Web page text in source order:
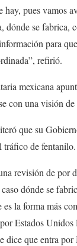
hay, pues vamos
dónde se fabrica,
para
refirió.
mexicana
con una visión
que su
tráfico de fentanilo.
revisión de por
dónde se
la forma más
Estados Unidos
dice que entra